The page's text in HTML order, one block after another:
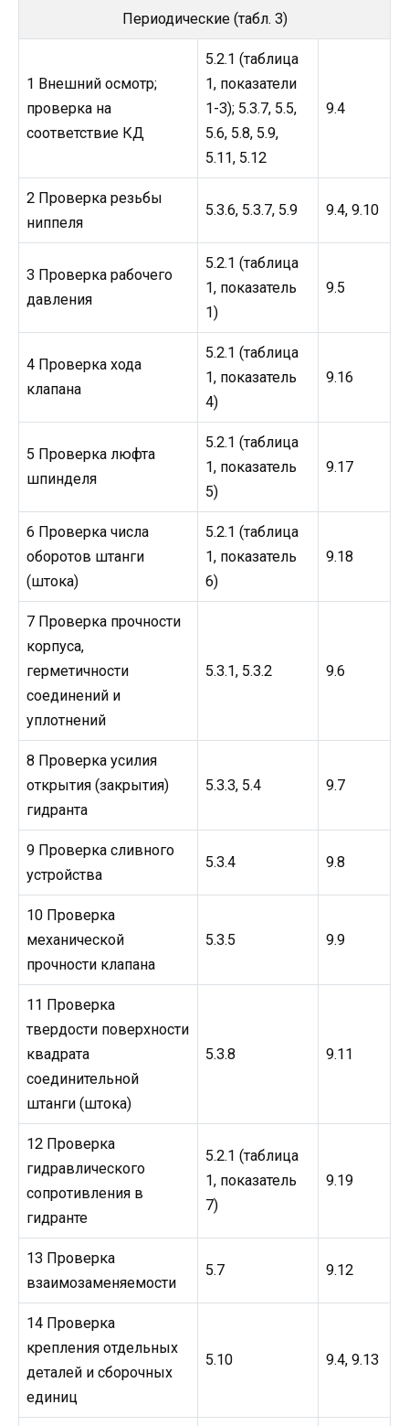
Периодические (табл. 3)
1 Внешний осмотр;
проверка на
соответствие КД
5.2.1 (таблица
1, показатели
1-3); 5.3.7, 5.5,
5.6, 5.8, 5.9,
5.11, 5.12
9.4
2 Проверка резьбы
ниппеля
5.3.6, 5.3.7, 5.9 9.4, 9.10
3 Проверка рабочего
давления
5.2.1 (таблица
1, показатель
1)
9.5
4 Проверка хода
клапана
5.2.1 (таблица
1, показатель
4)
9.16
5 Проверка люфта
шпинделя
5.2.1 (таблица
1, показатель
5)
9.17
6 Проверка числа
оборотов штанги
(штока)
5.2.1 (таблица
1, показатель
6)
9.18
7 Проверка прочности
корпуса,
герметичности
соединений и
уплотнений
5.3.1, 5.3.2 9.6
8 Проверка усилия
открытия (закрытия)
гидранта
5.3.3, 5.4 9.7
9 Проверка сливного
устройства
5.3.4 9.8
10 Проверка
механической
прочности клапана
5.3.5 9.9
11 Проверка
твердости поверхности
квадрата
соединительной
штанги (штока)
5.3.8 9.11
12 Проверка
гидравлического
сопротивления в
гидранте
5.2.1 (таблица
1, показатель
7)
9.19
13 Проверка
взаимозаменяемости
5.7 9.12
14 Проверка
крепления отдельных
деталей и сборочных
единиц
5.10 9.4, 9.13